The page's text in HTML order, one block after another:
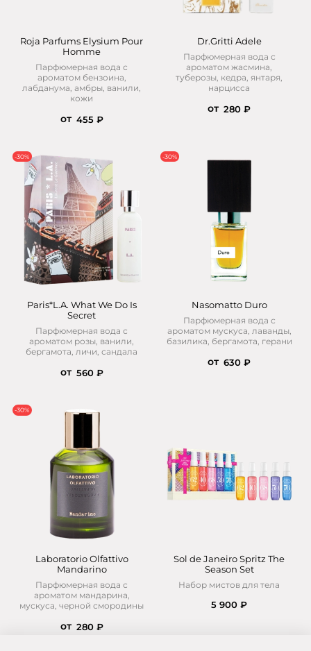
Roja Parfums Elysium Pour
Homme
Парфюмерная вода с
ароматом бензоина,
лабданума, амбры, ванили,
кожи
от 455 ₽
Dr.Gritti Adele
Парфюмерная вода с
ароматом жасмина,
туберозы, кедра, янтаря,
нарцисса
от 280 ₽
-30%
Paris*L.A. What We Do Is
Secret
Парфюмерная вода с
ароматом розы, ванили,
бергамота, личи, сандала
от 560 ₽
-30%
Nasomatto Duro
Парфюмерная вода с
ароматом мускуса, лаванды,
базилика, бергамота, герани
от 630 ₽
-30%
Laboratorio Olfattivo
Mandarino
Парфюмерная вода с
ароматом мандарина,
мускуса, черной смородины
от 280 ₽
Sol de Janeiro Spritz The
Season Set
Набор мистов для тела
5 900 ₽